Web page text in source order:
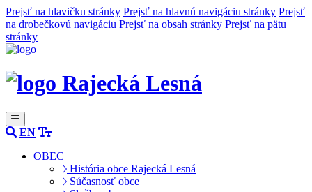
Prejsť na hlavičku stránky Prejsť na hlavnú navigáciu stránky Prejsť
na drobečkovú navigáciu Prejsť na obsah stránky Prejsť na pätu
stránky
Rajecká Lesná
EN
OBEC
História obce Rajecká Lesná
Súčasnosť obce